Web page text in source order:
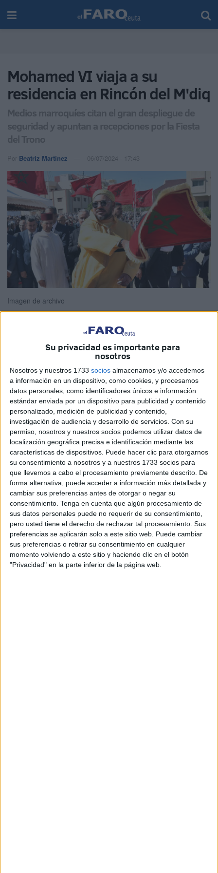
Su privacidad es importante para
nosotros
Nosotros y nuestros 1733 socios almacenamos y/o accedemos
a información en un dispositivo, como cookies, y procesamos
datos personales, como identificadores únicos e información
estándar enviada por un dispositivo para publicidad y contenido
personalizado, medición de publicidad y contenido,
investigación de audiencia y desarrollo de servicios. Con su
permiso, nosotros y nuestros socios podemos utilizar datos de
localización geográfica precisa e identificación mediante las
características de dispositivos. Puede hacer clic para otorgarnos
su consentimiento a nosotros y a nuestros 1733 socios para
que llevemos a cabo el procesamiento previamente descrito. De
forma alternativa, puede acceder a información más detallada y
cambiar sus preferencias antes de otorgar o negar su
consentimiento. Tenga en cuenta que algún procesamiento de
sus datos personales puede no requerir de su consentimiento,
pero usted tiene el derecho de rechazar tal procesamiento. Sus
preferencias se aplicarán solo a este sitio web. Puede cambiar
sus preferencias o retirar su consentimiento en cualquier
momento volviendo a este sitio y haciendo clic en el botón
"Privacidad" en la parte inferior de la página web.
Mohamed VI viaja a su
residencia en Rincón del M'diq
Medios marroquíes citan el gran despliegue de
seguridad y apuntan a recepciones por la Fiesta
del Trono
Por Beatriz Martínez 06/07/2024 - 17:43
Imagen de archivo
Mohamed VI llega a su residencia en el Rincón del M'diq y
hay rumores que recogen los medios marroquíes sobre la
celebración de recepciones por la Fiesta del Trono y el
acto de lealtad.
Así, fuentes citadas por Zanka 20 apuntan a que el Rey
Mohamed VI llega durante este fin de semana a su
residencia real cerca de la ciudad del Rincón del M'diq,
tras aproximadamente una semana de la muerte de su
madre, la Princesa Lalla Latifa.
Las mismas fuentes destacan que el séquito del Rey
Mohamed VI tiene prevista esta escala: llegada al
aeropuerto de Sanía Ramel en Tánger para dirigirse luego
a la ciudad del Rincón del M'diq y posteriormente a la
residencia real cerca de la playa de Oued Laou.
Despliegue de seguridad